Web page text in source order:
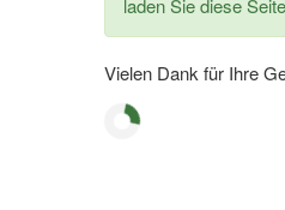
laden Sie diese
Vielen Dank für Ihre